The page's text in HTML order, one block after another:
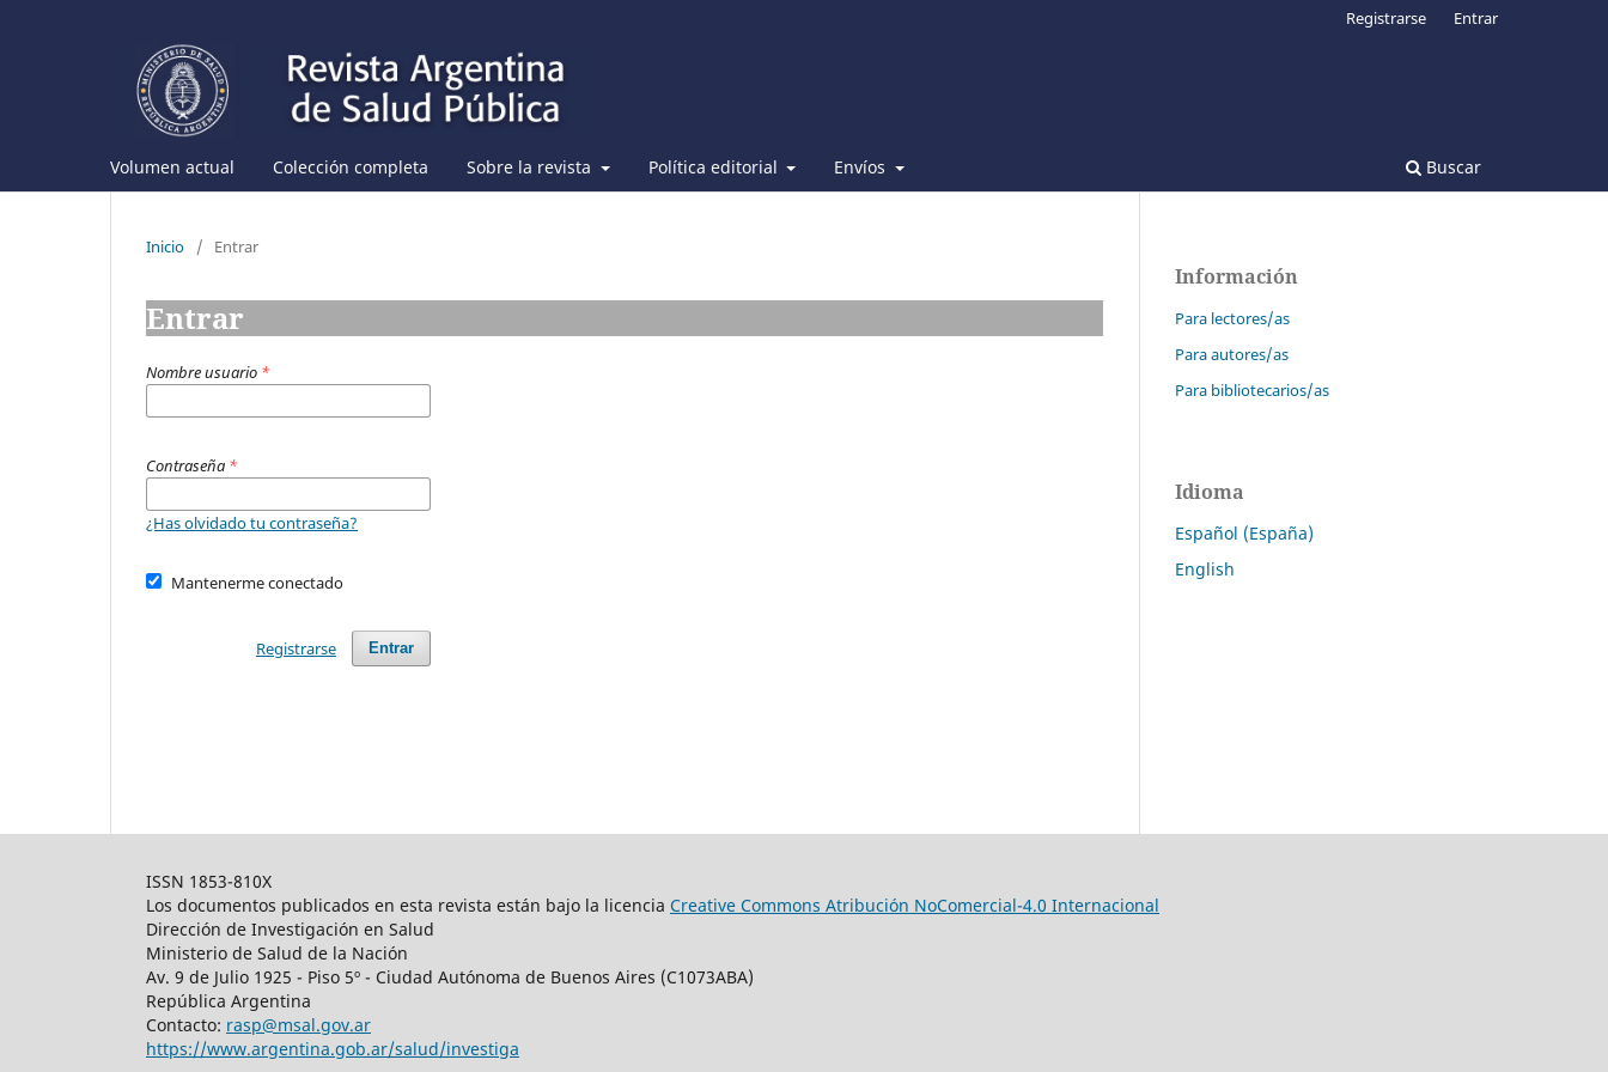
Volumen actual Colección completa Sobre la revista Política editorial Envíos Buscar
Registrarse Entrar
Inicio / Entrar
Entrar
Nombre usuario *
Contraseña *
¿Has olvidado tu contraseña?
Mantenerme conectado
Entrar
Registrarse
Información
Para lectores/as
Para autores/as
Para bibliotecarios/as
Idioma
Español (España)
English
ISSN 1853-810X
Los documentos publicados en esta revista están bajo la licencia Creative Commons Atribución NoComercial-4.0 Internacional
Dirección de Investigación en Salud
Ministerio de Salud de la Nación
Av. 9 de Julio 1925 - Piso 5º - Ciudad Autónoma de Buenos Aires (C1073ABA)
República Argentina
Contacto: rasp@msal.gov.ar
https://www.argentina.gob.ar/salud/investiga